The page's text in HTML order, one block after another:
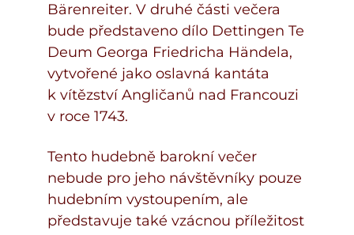
Bärenreiter. V druhé části večera
bude představeno dílo Dettingen Te
Deum Georga Friedricha Händela,
vytvořené jako oslavná kantáta
k vítězství Angličanů nad Francouzi
v roce 1743.
Tento hudebně barokní večer
nebude pro jeho návštěvníky pouze
hudebním vystoupením, ale
představuje také vzácnou příležitost